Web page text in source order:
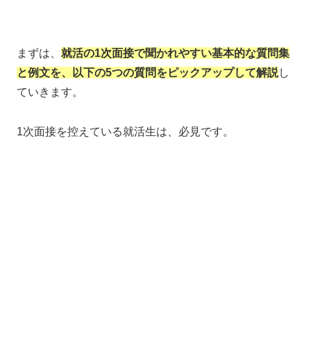
まずは、 就活の1次面接で聞かれやすい基本的な質問集
と例文を、以下の5つの質問をピックアップして解説し
ていきます。
1次面接を控えている就活生は、必見です。